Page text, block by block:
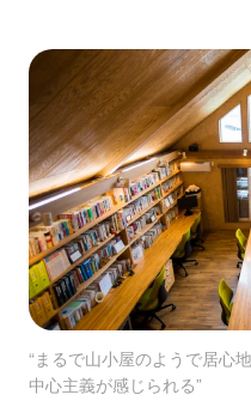
“まるで山小屋のようで居心
中心主義が感じられる”